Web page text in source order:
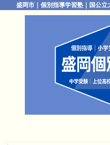
盛岡市｜個別指導学習塾｜国公